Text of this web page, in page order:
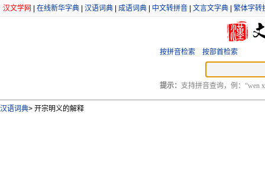
汉文学网 在线新华字典 汉语词典 成语词典 中文转拼音 文言文字典 繁体字转
按拼音检索 按部首检索
提示： 支持拼音查询，例：“wen
汉语词典> 开宗明义的解释